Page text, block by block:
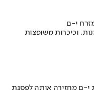
י-ם
וכיכרות משופצות
י-ם מחזירה אותה לפסגת